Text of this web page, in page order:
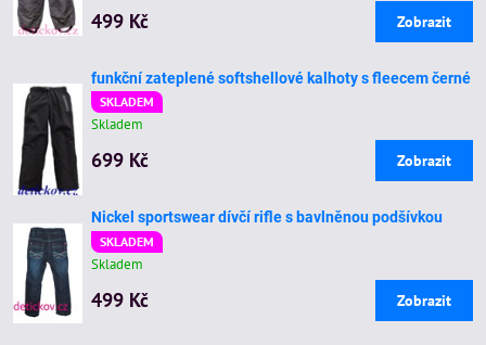
499 Kč Zobrazit
funkční zateplené softshellové kalhoty s fleecem černé
SKLADEM
Skladem
699 Kč Zobrazit
Nickel sportswear dívčí rifle s bavlněnou podšívkou
SKLADEM
Skladem
499 Kč Zobrazit